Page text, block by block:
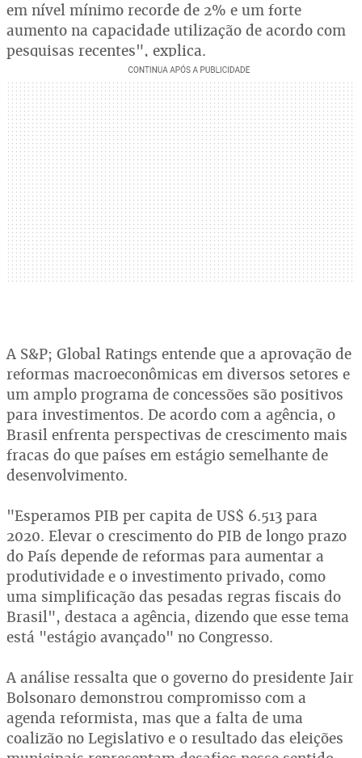
em nível mínimo recorde de 2% e um forte
aumento na capacidade utilização de acordo com
pesquisas recentes", explica.
A S&P; Global Ratings entende que a aprovação de
reformas macroeconômicas em diversos setores e
um amplo programa de concessões são positivos
para investimentos. De acordo com a agência, o
Brasil enfrenta perspectivas de crescimento mais
fracas do que países em estágio semelhante de
desenvolvimento.
"Esperamos PIB per capita de US$ 6.513 para
2020. Elevar o crescimento do PIB de longo prazo
do País depende de reformas para aumentar a
produtividade e o investimento privado, como
uma simplificação das pesadas regras fiscais do
Brasil", destaca a agência, dizendo que esse tema
está "estágio avançado" no Congresso.
A análise ressalta que o governo do presidente Jair
Bolsonaro demonstrou compromisso com a
agenda reformista, mas que a falta de uma
coalizão no Legislativo e o resultado das eleições